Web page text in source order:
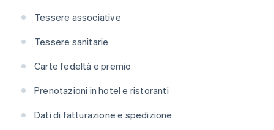
Tessere associative
Tessere sanitarie
Carte fedeltà e premio
Prenotazioni in hotel e ristoranti
Dati di fatturazione e spedizione